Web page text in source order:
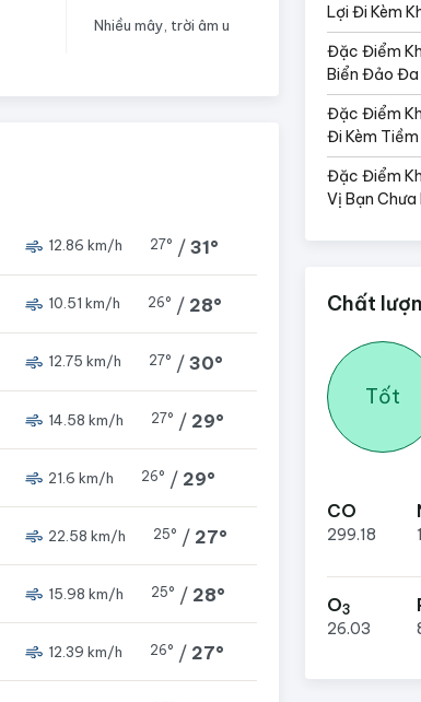
Nhiều mây, trời âm u
12.86 km/h 27° / 31°
10.51 km/h 26° / 28°
12.75 km/h 27° / 30°
14.58 km/h 27° / 29°
21.6 km/h 26° / 29°
22.58 km/h 25° / 27°
15.98 km/h 25° / 28°
12.39 km/h 26° / 27°
Lợi Đi Kèm
Đặc Điểm
Biển Đảo Đa
Đặc Điểm
Đi Kèm
Đặc Điểm
Vị Bạn Chưa
Chất
Tốt
CO
299.18
O3
26.03